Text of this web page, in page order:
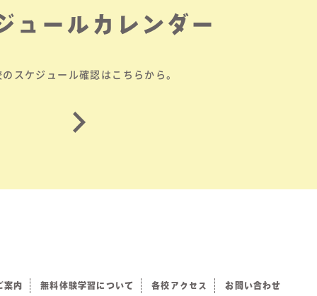
ュールカレンダー
スケジュール確認はこちらから。
案内 無料体験学習について 各校アクセス お問い合わせ